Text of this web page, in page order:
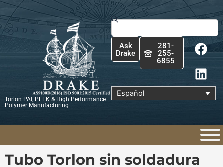
Ir
al
contenido
Torlon PAI, PEEK & High Performance
Polymer Manufacturing
Buscar
Ask
Drake
281-
255-
6855
F
a
c
e
b
o
k
L
i
n
k
e
d
n
Español
Tubo Torlon sin soldadura